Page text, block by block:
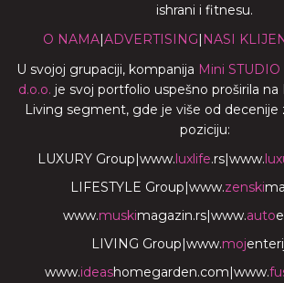
ishrani i fitnesu.
O NAMA|ADVERTISING| NASI
U svojoj grupaciji, kompanija Mini
d.o.o. je svoj portfolio uspešno proširila na
Living segment, gde je više od decenije
poziciju:
LUXURY Group|www.luxlife.rs|www.
LIFESTYLE Group|www.zenski
www.muskimagazin.rs|www.auto
LIVING Group|www.moj
www.ideashomegarden.com|www.